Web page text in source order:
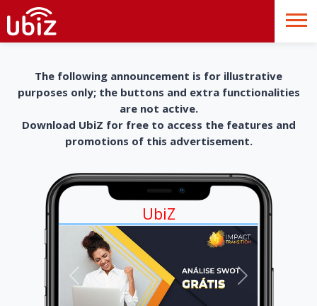
The following announcement is for illustrative
purposes only; the buttons and extra functionalities
are not active.
Download UbiZ for free to access the features and
promotions of this advertisement.
UbiZ